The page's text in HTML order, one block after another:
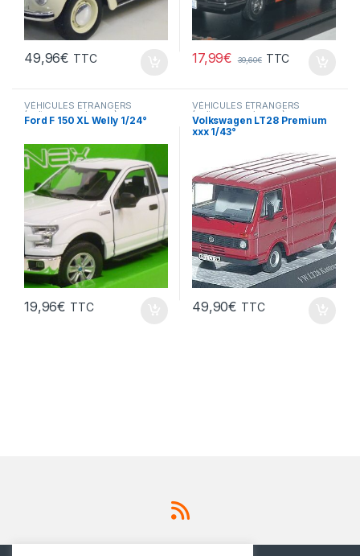
49,96€ TTC 17,99€ 39,60€ TTC
VÉHICULES ÉTRANGERS
(voitures,camions ...)
Ford F 150 XL Welly 1/24°
19,96€ TTC
VÉHICULES ÉTRANGERS
(voitures,camions ...)
Volkswagen LT28 Premium
xxx 1/43°
49,90€ TTC